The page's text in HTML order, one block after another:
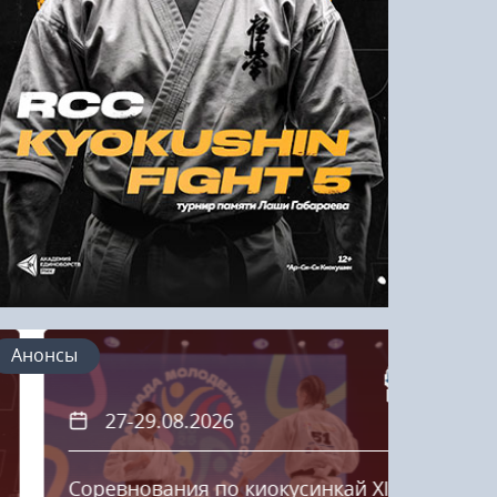
Напомнить пароль
Регистрация
27-29.08.2026
Соревнования по киокусинкай XIII
Анонсы